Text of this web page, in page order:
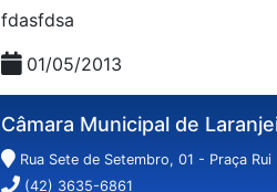
fdasfdsa
01/05/2013
Câmara Municipal de
Rua Sete de Setembro, 01 - Praça
(42) 3635-6861